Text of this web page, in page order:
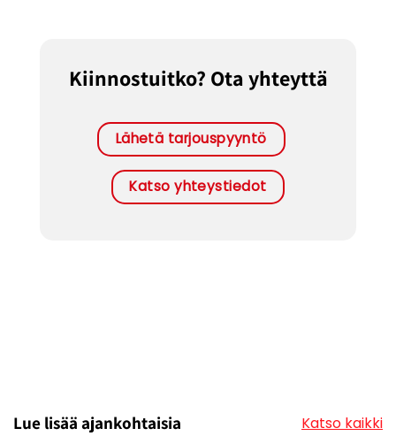
Kiinnostuitko? Ota yhteyttä
Lähetä tarjouspyyntö
Katso yhteystiedot
Lue lisää ajankohtaisia Katso kaikki